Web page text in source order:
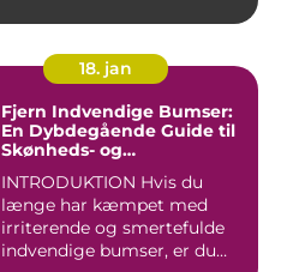
18. jan
Fjern Indvendige Bumser:
En Dybdegående Guide til
Skønheds- og
INTRODUKTION Hvis du
længe har kæmpet med
irriterende og smertefulde
indvendige bumser, er du